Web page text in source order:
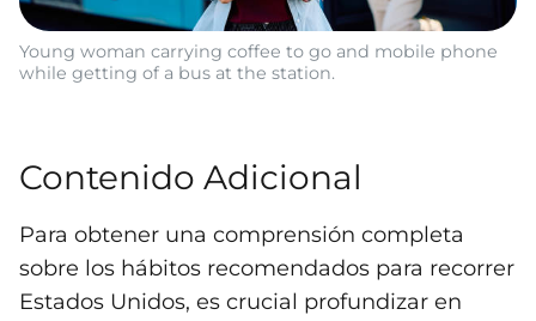
Young woman carrying coffee to go and mobile phone
while getting of a bus at the station.
Contenido Adicional
Para obtener una comprensión completa
sobre los hábitos recomendados para recorrer
Estados Unidos, es crucial profundizar en